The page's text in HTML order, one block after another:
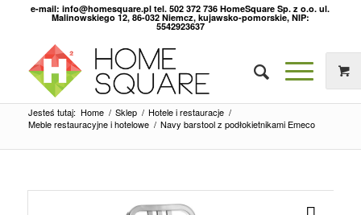
e-mail: info@homesquare.pl tel. 502 372 736 HomeSquare Sp. z o.o. ul.
Malinowskiego 12, 86-032 Niemcz, kujawsko-pomorskie, NIP:
5542923637
Jesteś tutaj: Home / Sklep / Hotele i restauracje /
Meble restauracyjne i hotelowe / Navy barstool z podłokietnikami Emeco